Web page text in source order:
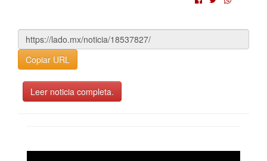
Copiar URL
Leer noticia completa.